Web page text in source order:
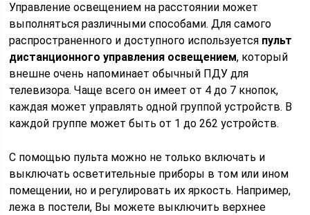
Управление освещением на расстоянии может
выполняться различными способами. Для самого
распространенного и доступного используется пульт
дистанционного управления освещением, который
внешне очень напоминает обычный ПДУ для
телевизора. Чаще всего он имеет от 4 до 7 кнопок,
каждая может управлять одной группой устройств. В
каждой группе может быть от 1 до 262 устройств.
С помощью пульта можно не только включать и
выключать осветительные приборы в том или ином
помещении, но и регулировать их яркость. Например,
лежа в постели, Вы можете выключить верхнее